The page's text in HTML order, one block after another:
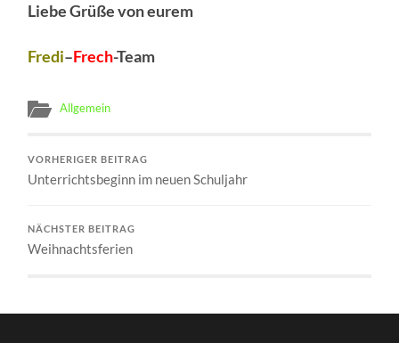
Liebe Grüße von eurem
Fredi–Frech-Team
Allgemein
VORHERIGER BEITRAG
Unterrichtsbeginn im neuen Schuljahr
NÄCHSTER BEITRAG
Weihnachtsferien